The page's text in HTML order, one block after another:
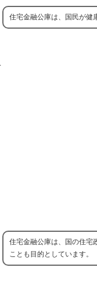
住宅金融公庫は、国民が健
住宅金融公庫は、国の住宅
ことも目的としています。